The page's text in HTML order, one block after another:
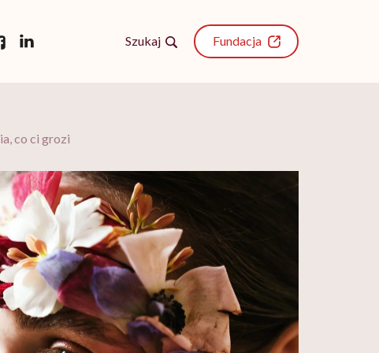
Szukaj Fundacja
co ci grozi